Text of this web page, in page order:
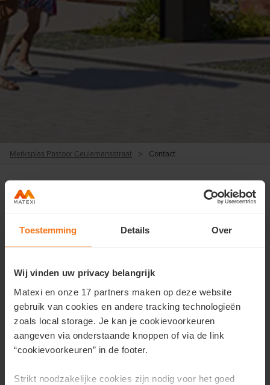
Toestemming Details Over
Wij vinden uw privacy belangrijk
Matexi en onze 17 partners maken op deze website
gebruik van cookies en andere tracking technologieën
zoals local storage. Je kan je cookievoorkeuren
aangeven via onderstaande knoppen of via de link
“cookievoorkeuren” in de footer.
Strikt noodzakelijke cookies zijn nodig voor het goed
Merksplas Pastoor Ceulemansstraat > Contact
Nous contacter
Vous souhaitez obtenir plus d'informations sur ce projet ou
Remplissez vos coordonnées ici et nous vous contacterons
dans les plus brefs délais.
Prénom*
Nom*